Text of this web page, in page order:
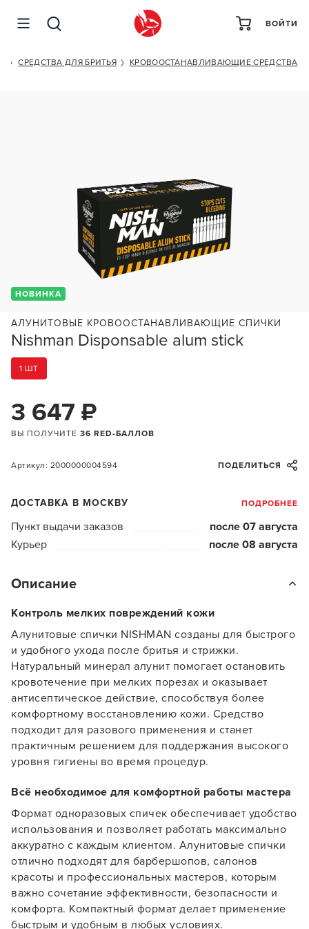
ВОЙТИ
СРЕДСТВА ДЛЯ БРИТЬЯ КРОВООСТАНАВЛИВАЮЩИЕ СРЕДСТВА
НОВИНКА
Nishman Disponsable alum stick
АЛУНИТОВЫЕ КРОВООСТАНАВЛИВАЮЩИЕ СПИЧКИ
1 ШТ
3 647 ₽
ВЫ ПОЛУЧИТЕ 36 RED-БАЛЛОВ
Артикул: 2000000004594 ПОДЕЛИТЬСЯ
ДОСТАВКА В МОСКВУ ПОДРОБНЕЕ
Пункт выдачи заказов
после 07 августа
Курьер
после 08 августа
Описание
Контроль мелких повреждений кожи
Алунитовые спички NISHMAN созданы для быстрого
и удобного ухода после бритья и стрижки.
Натуральный минерал алунит помогает остановить
кровотечение при мелких порезах и оказывает
антисептическое действие, способствуя более
комфортному восстановлению кожи. Средство
подходит для разового применения и станет
практичным решением для поддержания высокого
уровня гигиены во время процедур.
Всё необходимое для комфортной работы мастера
Формат одноразовых спичек обеспечивает удобство
использования и позволяет работать максимально
аккуратно с каждым клиентом. Алунитовые спички
отлично подходят для барбершопов, салонов
красоты и профессиональных мастеров, которым
важно сочетание эффективности, безопасности и
комфорта. Компактный формат делает применение
быстрым и удобным в любых условиях.
Заяц–робот
NISHMAN DISPONSABLE ALUM STICK